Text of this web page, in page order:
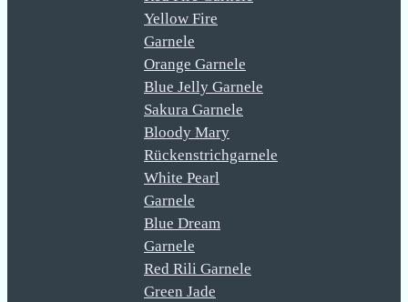
Yellow Fire
Garnele
Orange Garnele
Blue Jelly Garnele
Sakura Garnele
Bloody Mary
Rückenstrichgarnele
White Pearl
Garnele
Blue Dream
Garnele
Red Rili Garnele
Green Jade